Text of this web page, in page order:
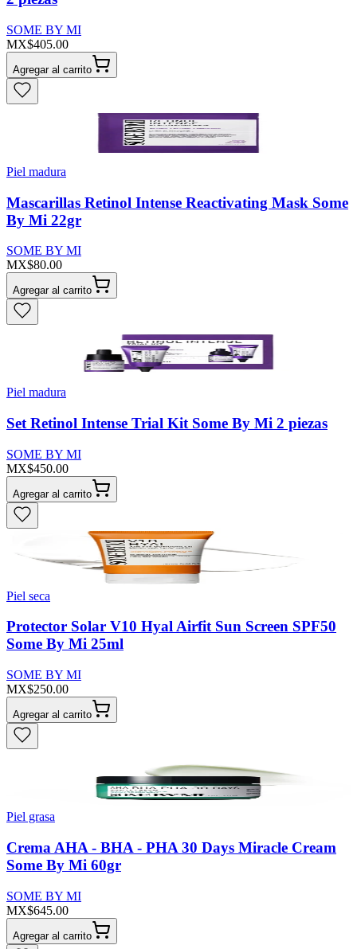
SOME BY MI
MX$405.00
Agregar al carrito
Piel madura
Mascarillas Retinol Intense Reactivating Mask Some
By Mi 22gr
SOME BY MI
MX$80.00
Agregar al carrito
Piel madura
Set Retinol Intense Trial Kit Some By Mi 2 piezas
SOME BY MI
MX$450.00
Agregar al carrito
Piel seca
Protector Solar V10 Hyal Airfit Sun Screen SPF50
Some By Mi 25ml
SOME BY MI
MX$250.00
Agregar al carrito
Piel grasa
Crema AHA - BHA - PHA 30 Days Miracle Cream
Some By Mi 60gr
SOME BY MI
MX$645.00
Agregar al carrito